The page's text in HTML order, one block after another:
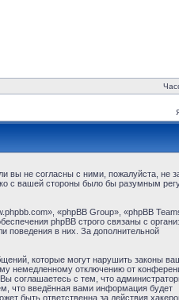
не согласны с ними, пожалуйста, не
с вашей стороны было бы разумным
«phpBB Group», «phpBB
phpBB строго связаны с
поведения в них. За дополнительной
которые могут нарушить законы
немедленному отключению от
соглашаетесь с тем, что
что введённая вами информация будет
быть ответственна за действия